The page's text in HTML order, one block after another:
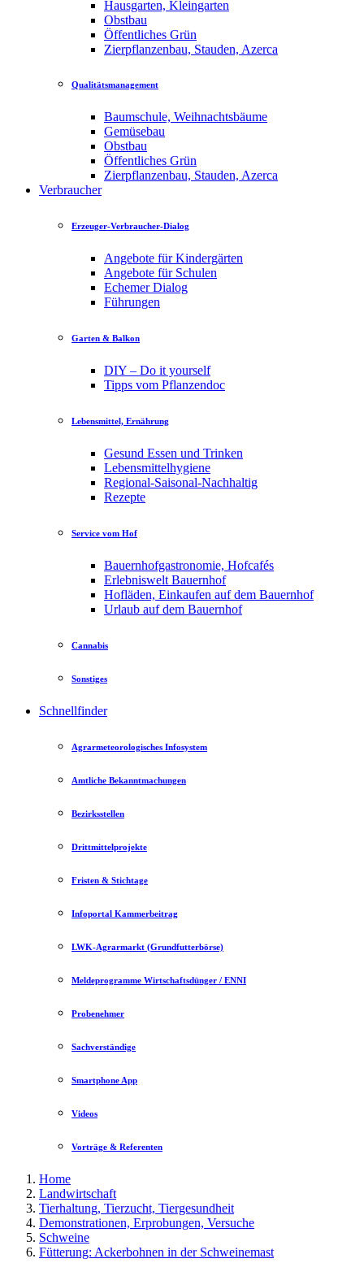
Hausgarten, Kleingarten
Obstbau
Öffentliches Grün
Zierpflanzenbau, Stauden, Azerca
Qualitätsmanagement
Baumschule, Weihnachtsbäume
Gemüsebau
Obstbau
Öffentliches Grün
Zierpflanzenbau, Stauden, Azerca
Verbraucher
Erzeuger-Verbraucher-Dialog
Angebote für Kindergärten
Angebote für Schulen
Echemer Dialog
Führungen
Garten & Balkon
DIY – Do it yourself
Tipps vom Pflanzendoc
Lebensmittel, Ernährung
Gesund Essen und Trinken
Lebensmittelhygiene
Regional-Saisonal-Nachhaltig
Rezepte
Service vom Hof
Bauernhofgastronomie, Hofcafés
Erlebniswelt Bauernhof
Hofläden, Einkaufen auf dem Bauernhof
Urlaub auf dem Bauernhof
Cannabis
Sonstiges
Schnellfinder
Agrarmeteorologisches Infosystem
Amtliche Bekanntmachungen
Bezirksstellen
Drittmittelprojekte
Fristen & Stichtage
Infoportal Kammerbeitrag
LWK-Agrarmarkt (Grundfutterbörse)
Meldeprogramme Wirtschaftsdünger / ENNI
Probenehmer
Sachverständige
Smartphone App
Videos
Vorträge & Referenten
Home
Landwirtschaft
Tierhaltung, Tierzucht, Tiergesundheit
Demonstrationen, Erprobungen, Versuche
Schweine
Fütterung: Ackerbohnen in der Schweinemast